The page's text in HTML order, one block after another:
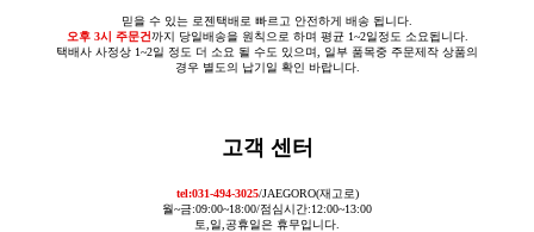
믿을 수 있는 로젠택배로 빠르고 안전하게 배송 됩니다.
오후 3시 주문건까지 당일배송을 원칙으로 하며 평균 1~2일정도 소요됩니다.
택배사 사정상 1~2일 정도 더 소요 될 수도 있으며, 일부 품목중 주문제작 상품의
경우 별도의 납기일 확인 바랍니다.
고객 센터
tel:031-494-3025/JAEGORO(재고로)
월~금:09:00~18:00/점심시간:12:00~13:00
토,일,공휴일은 휴무입니다.